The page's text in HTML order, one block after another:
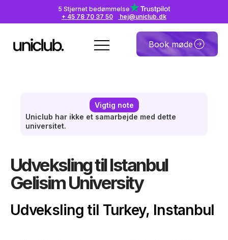
5 Stjernet bedømmelse
+ 45 78 70 37 50
hej@uniclub.dk
Book møde
Vigtig note
Uniclub har ikke et samarbejde med dette
universitet.
Udveksling til Istanbul
Gelisim University
Udveksling til Turkey, Instanbul